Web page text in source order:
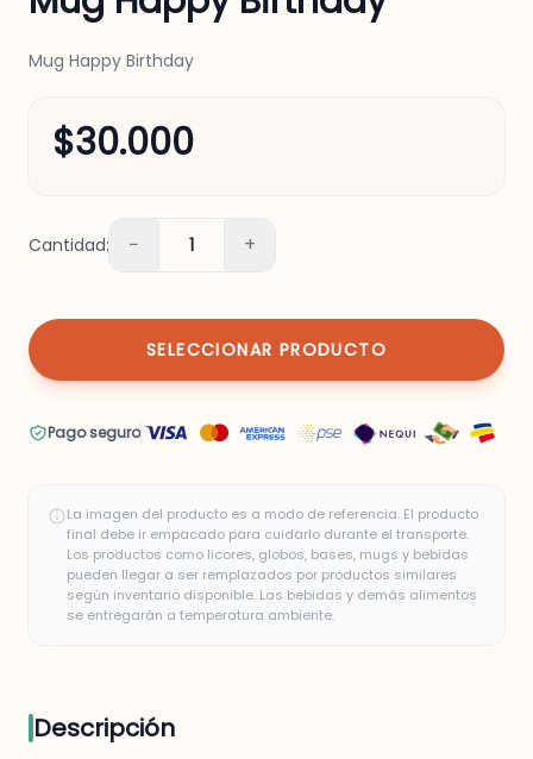
Mug Happy Birthday
$30.000
Cantidad: − 1 +
SELECCIONAR PRODUCTO
Pago seguro
La imagen del producto es a modo de referencia. El producto
final debe ir empacado para cuidarlo durante el transporte.
Los productos como licores, globos, bases, mugs y bebidas
pueden llegar a ser remplazados por productos similares
según inventario disponible. Las bebidas y demás alimentos
se entregarán a temperatura ambiente.
Descripción